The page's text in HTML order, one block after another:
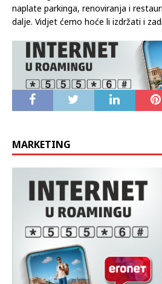
Evidentno je da je s dolaskom
dosta toga krenulo s mrtve točke, od
naplate parkinga, renoviranja i
dalje. Vidjet ćemo hoće li izdržati i
MARKETING